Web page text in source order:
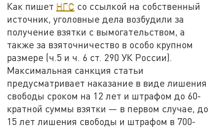
Как пишет НГС со ссылкой на собственный
источник, уголовные дела возбудили за
получение взятки с вымогательством, а
также за взяточничество в особо крупном
размере (ч.5 и ч. 6 ст. 290 УК России).
Максимальная санкция статьи
предусматривает наказание в виде лишения
свободы сроком на 12 лет и штрафом до 60-
кратной суммы взятки — в первом случае, до
15 лет лишения свободы и штрафом в 700-